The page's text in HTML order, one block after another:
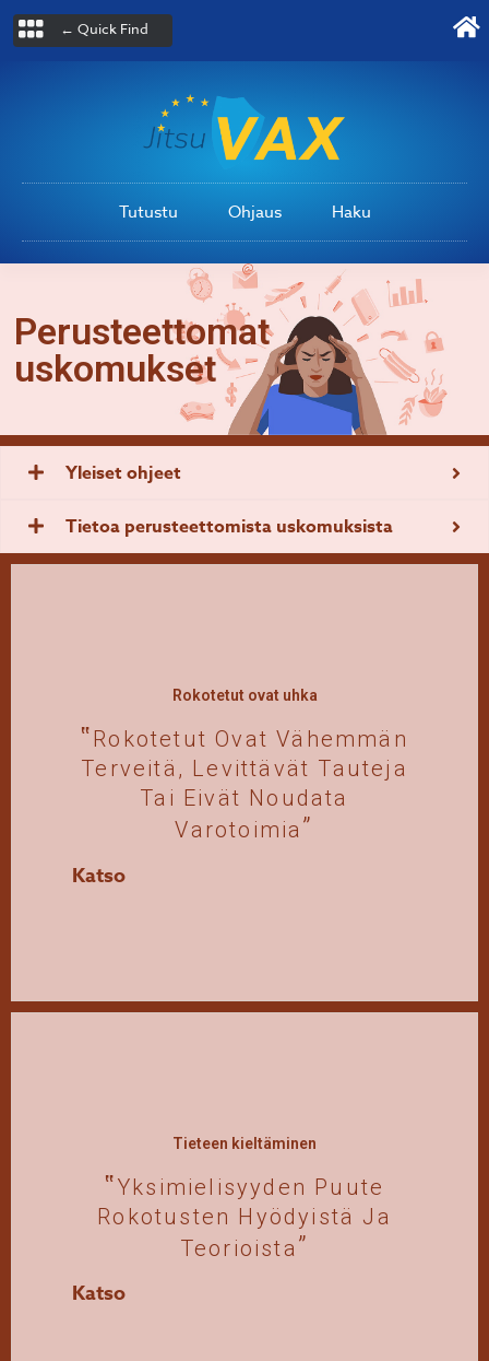
← Quick Find
Tutustu Ohjaus Haku
Perusteettomat
uskomukset
Yleiset ohjeet
Tietoa perusteettomista uskomuksista
Rokotetut ovat uhka
Rokotetut Ovat Vähemmän
Terveitä, Levittävät Tauteja
Tai Eivät Noudata
Varotoimia
Katso
Tieteen kieltäminen
Yksimielisyyden Puute
Rokotusten Hyödyistä Ja
Teorioista
Katso